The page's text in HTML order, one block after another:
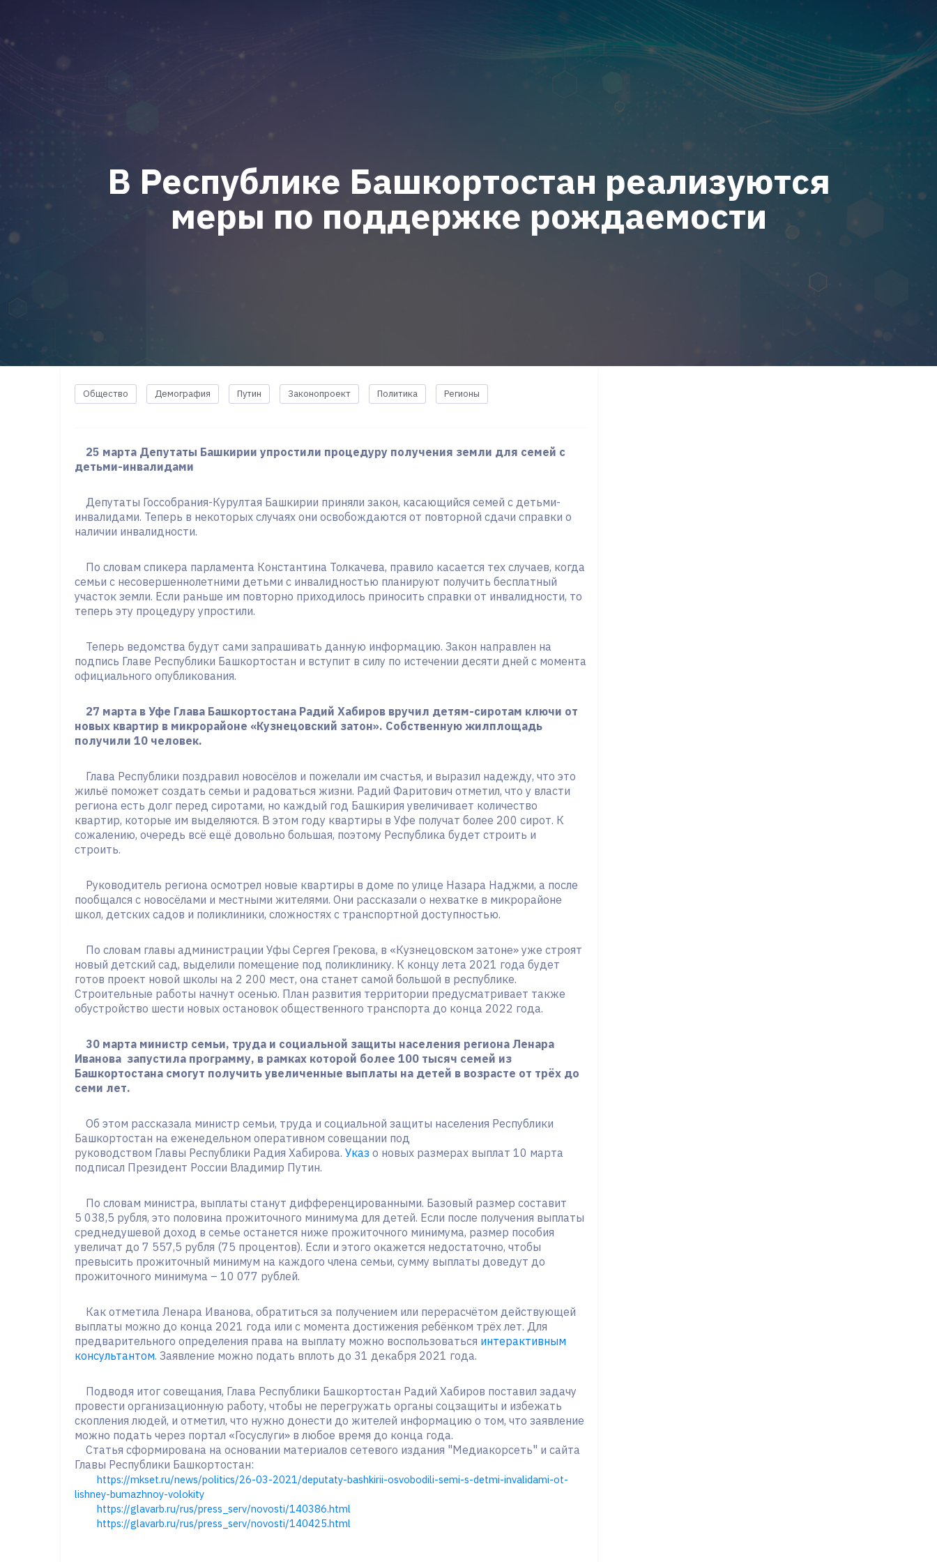
В Республике Башкортостан реализуются
меры по поддержке рождаемости
Общество Демография Путин Законопроект Политика Регионы
25 марта Депутаты Башкирии упростили процедуру получения земли для семей с
детьми-инвалидами
Депутаты Госсобрания-Курултая Башкирии приняли закон, касающийся семей с детьми-
инвалидами. Теперь в некоторых случаях они освобождаются от повторной сдачи справки о
наличии инвалидности.
По словам спикера парламента Константина Толкачева, правило касается тех случаев, когда
семьи с несовершеннолетними детьми с инвалидностью планируют получить бесплатный
участок земли. Если раньше им повторно приходилось приносить справки от инвалидности, то
теперь эту процедуру упростили.
Теперь ведомства будут сами запрашивать данную информацию. Закон направлен на
подпись Главе Республики Башкортостан и вступит в силу по истечении десяти дней с момента
официального опубликования.
27 марта в Уфе Глава Башкортостана Радий Хабиров вручил детям-сиротам ключи от
новых квартир в микрорайоне «Кузнецовский затон». Собственную жилплощадь
получили 10 человек.
Глава Республики поздравил новосёлов и пожелали им счастья, и выразил надежду, что это
жильё поможет создать семьи и радоваться жизни. Радий Фаритович отметил, что у власти
региона есть долг перед сиротами, но каждый год Башкирия увеличивает количество
квартир, которые им выделяются. В этом году квартиры в Уфе получат более 200 сирот. К
сожалению, очередь всё ещё довольно большая, поэтому Республика будет строить и
строить.
Руководитель региона осмотрел новые квартиры в доме по улице Назара Наджми, а после
пообщался с новосёлами и местными жителями. Они рассказали о нехватке в микрорайоне
школ, детских садов и поликлиники, сложностях с транспортной доступностью.
По словам главы администрации Уфы Сергея Грекова, в «Кузнецовском затоне» уже строят
новый детский сад, выделили помещение под поликлинику. К концу лета 2021 года будет
готов проект новой школы на 2 200 мест, она станет самой большой в республике.
Строительные работы начнут осенью. План развития территории предусматривает также
обустройство шести новых остановок общественного транспорта до конца 2022 года.
30 марта министр семьи, труда и социальной защиты населения региона Ленара
Иванова запустила программу, в рамках которой более 100 тысяч семей из
Башкортостана смогут получить увеличенные выплаты на детей в возрасте от трёх до
семи лет.
Об этом рассказала министр семьи, труда и социальной защиты населения Республики
Башкортостан на еженедельном оперативном совещании под
руководством Главы Республики Радия Хабирова. Указ о новых размерах выплат 10 марта
подписал Президент России Владимир Путин.
По словам министра, выплаты станут дифференцированными. Базовый размер составит
5 038,5 рубля, это половина прожиточного минимума для детей. Если после получения выплаты
среднедушевой доход в семье останется ниже прожиточного минимума, размер пособия
увеличат до 7 557,5 рубля (75 процентов). Если и этого окажется недостаточно, чтобы
превысить прожиточный минимум на каждого члена семьи, сумму выплаты доведут до
прожиточного минимума – 10 077 рублей.
Как отметила Ленара Иванова, обратиться за получением или перерасчётом действующей
выплаты можно до конца 2021 года или с момента достижения ребёнком трёх лет. Для
предварительного определения права на выплату можно воспользоваться интерактивным
консультантом. Заявление можно подать вплоть до 31 декабря 2021 года.
Подводя итог совещания, Глава Республики Башкортостан Радий Хабиров поставил задачу
провести организационную работу, чтобы не перегружать органы соцзащиты и избежать
скопления людей, и отметил, что нужно донести до жителей информацию о том, что заявление
можно подать через портал «Госуслуги» в любое время до конца года.
Статья сформирована на основании материалов сетевого издания "Медиакорсеть" и сайта
Главы Республики Башкортостан:
https://mkset.ru/news/politics/26-03-2021/deputaty-bashkirii-osvobodili-semi-s-detmi-invalidami-ot-
lishney-bumazhnoy-volokity
https://glavarb.ru/rus/press_serv/novosti/140386.html
https://glavarb.ru/rus/press_serv/novosti/140425.html